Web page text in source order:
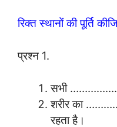
रिक्त स्थानों की पूर्ति
प्रश्न 1.
सभी …………….
शरीर का
रहता है।